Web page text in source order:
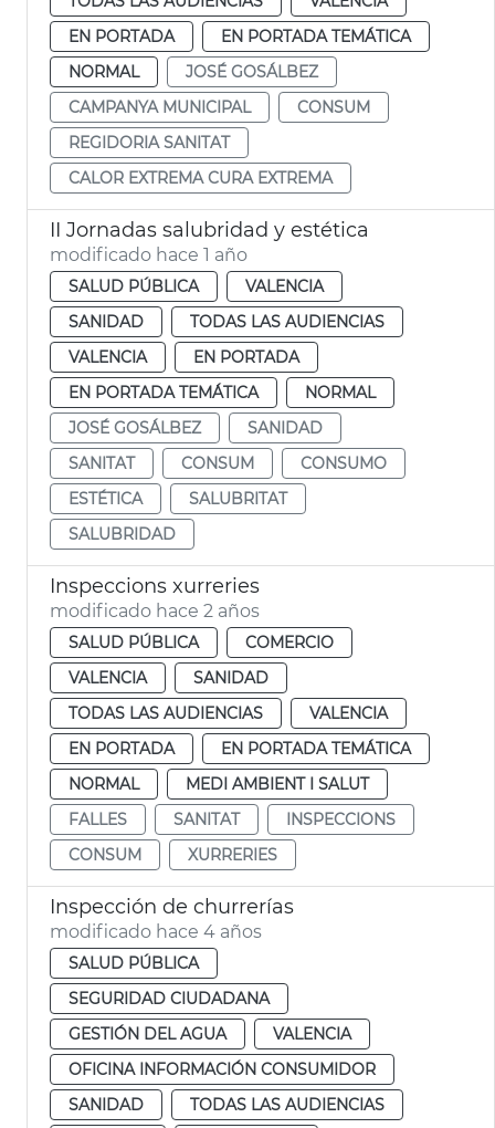
EN PORTADA
EN PORTADA TEMÁTICA
NORMAL
JOSÉ GOSÁLBEZ
CAMPANYA MUNICIPAL
CONSUM
REGIDORIA SANITAT
CALOR EXTREMA CURA EXTREMA
II Jornadas salubridad y estética
modificado hace 1 año
SALUD PÚBLICA
VALENCIA
SANIDAD
TODAS LAS AUDIENCIAS
VALENCIA
EN PORTADA
EN PORTADA TEMÁTICA
NORMAL
JOSÉ GOSÁLBEZ
SANIDAD
SANITAT
CONSUM
CONSUMO
ESTÉTICA
SALUBRITAT
SALUBRIDAD
Inspeccions xurreries
modificado hace 2 años
SALUD PÚBLICA
COMERCIO
VALENCIA
SANIDAD
TODAS LAS AUDIENCIAS
VALENCIA
EN PORTADA
EN PORTADA TEMÁTICA
NORMAL
MEDI AMBIENT I SALUT
FALLES
SANITAT
INSPECCIONS
CONSUM
XURRERIES
Inspección de churrerías
modificado hace 4 años
SALUD PÚBLICA
SEGURIDAD CIUDADANA
GESTIÓN DEL AGUA
VALENCIA
OFICINA INFORMACIÓN CONSUMIDOR
SANIDAD
TODAS LAS AUDIENCIAS